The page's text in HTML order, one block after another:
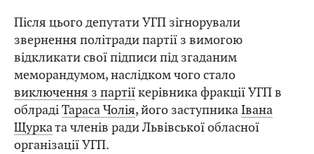
Після цього депутати УГП зігнорували
звернення політради партії з вимогою
відкликати свої підписи під згаданим
меморандумом, наслідком чого стало
виключення з партіїкерівника фракції УГП в
облрадіТараса Чолія, його заступникаІвана
Щурката членів ради Львівської обласної
організації УГП.